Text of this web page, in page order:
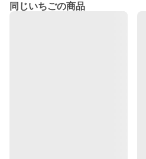
同じいちごの商品